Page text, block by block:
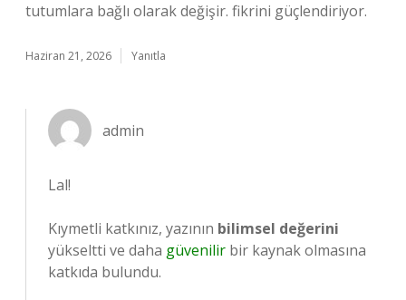
tutumlara bağlı olarak değişir. fikrini güçlendiriyor.
Haziran 21, 2026 Yanıtla
admin
Lal!
Kıymetli katkınız, yazının bilimsel değerini
yükseltti ve daha güvenilir bir kaynak olmasına
katkıda bulundu.